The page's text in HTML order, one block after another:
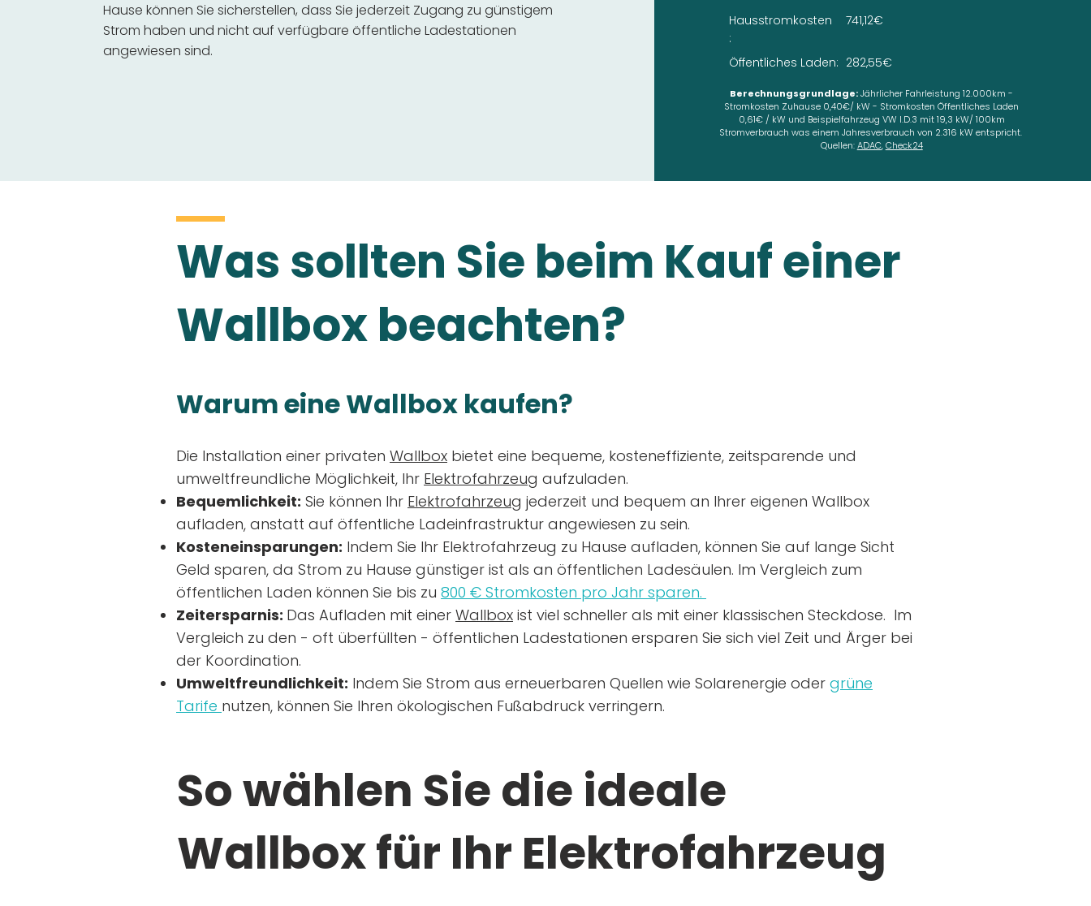
Hause können Sie sicherstellen, dass Sie jederzeit Zugang zu günstigem
Strom haben und nicht auf verfügbare öffentliche Ladestationen
angewiesen sind.
Hausstromkosten
:
Öffentliches Laden:
741,12€
282,55€
Berechnungsgrundlage:Jährlicher Fahrleistung 12.000km -
Stromkosten Zuhause 0,40€/ kW - Stromkosten Öffentliches Laden
0,61€ / kW und Beispielfahrzeug VW I.D.3 mit 19,3 kW/ 100km
Stromverbrauch was einem Jahresverbrauch von 2.316 kW entspricht.
Quellen:ADAC,Check24
Was sollten Sie beim Kauf einer
Wallbox beachten?
Warum eine Wallbox kaufen?
Die Installation einer privaten Wallbox bietet eine bequeme, kosteneffiziente, zeitsparende und
umweltfreundliche Möglichkeit, Ihr Elektrofahrzeug aufzuladen.
Bequemlichkeit: Sie können Ihr Elektrofahrzeug jederzeit und bequem an Ihrer eigenen Wallbox
aufladen, anstatt auf öffentliche Ladeinfrastruktur angewiesen zu sein.
Kosteneinsparungen: Indem Sie Ihr Elektrofahrzeug zu Hause aufladen, können Sie auf lange Sicht
Geld sparen, da Strom zu Hause günstiger ist als an öffentlichen Ladesäulen. Im Vergleich zum
öffentlichen Laden können Sie bis zu 800 € Stromkosten pro Jahr sparen.
Zeitersparnis: Das Aufladen mit einer Wallbox ist viel schneller als mit einer klassischen Steckdose. Im
Vergleich zu den - oft überfüllten - öffentlichen Ladestationen ersparen Sie sich viel Zeit und Ärger bei
der Koordination.
Umweltfreundlichkeit: Indem Sie Strom aus erneuerbaren Quellen wie Solarenergie oder grüne
Tarife nutzen, können Sie Ihren ökologischen Fußabdruck verringern.
So wählen Sie die ideale
Wallbox für Ihr Elektrofahrzeug